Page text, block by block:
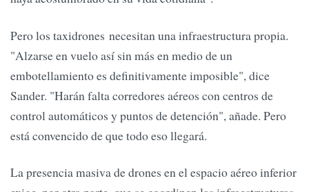
Pero los taxidrones necesitan una infraestructura propia.
"Alzarse en vuelo así sin más en medio de un
embotellamiento es definitivamente imposible", dice
Sander. "Harán falta corredores aéreos con centros de
control automáticos y puntos de detención", añade. Pero
está convencido de que todo eso llegará.
La presencia masiva de drones en el espacio aéreo inferior